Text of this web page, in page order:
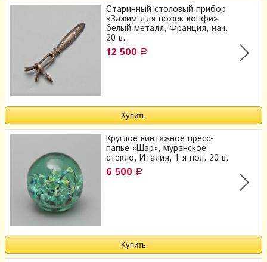
Старинный столовый прибор
«Зажим для ножек конфи»,
белый металл, Франция, нач.
20 в.
12 500 Р
Круглое винтажное пресс-
папье «Шар», муранское
стекло, Италия, 1-я пол. 20 в.
6 500 Р